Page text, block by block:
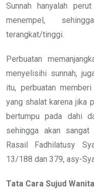
Sunnah hanyalah
menempel,
terangkat/tinggi.
Perbuatan
menyelisihi sunnah,
itu, perbuatan
yang shalat karena jika
bertumpu pada dahi
sehingga akan sangat
Rasail Fadhilatusy
13/188 dan 379, asy-
Tata Cara Sujud